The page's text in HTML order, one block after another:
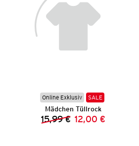
Online Exklusiv SALE
Mädchen Tüllrock
Vorheriger Preis:
15,99 € Neuer Preis:
12,00 €